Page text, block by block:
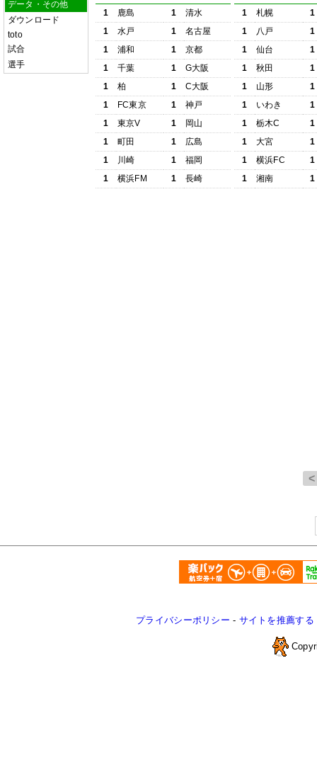
データ・その他
ダウンロード
toto
試合
選手
1 鹿島 1
清水
1
水戸 1
名古屋
1
浦和 1
京都
1
千葉 1
G大阪
1
柏 1
C大阪
1
FC東京 1
神戸
1
東京V 1
岡山
1
町田 1
広島
1
川崎 1
福岡
1
横浜FM 1 長崎
1 札幌
1
1
八戸
1
1
仙台
1
1
秋田
1
1
山形
1
1
いわき
1
1
栃木C
1
1
大宮
1
1
横浜FC
1
1
湘南 1
プライバシーポリシー - サイトを推薦する